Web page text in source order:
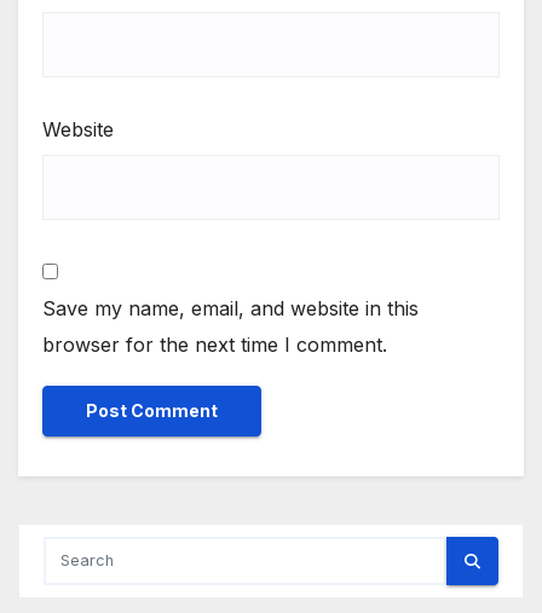
Website
Save my name, email, and website in this
browser for the next time I comment.